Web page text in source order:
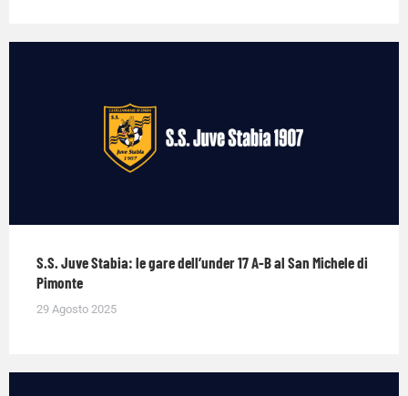
S.S. Juve Stabia: le gare dell’under 17 A-B al San Michele di
Pimonte
29 Agosto 2025